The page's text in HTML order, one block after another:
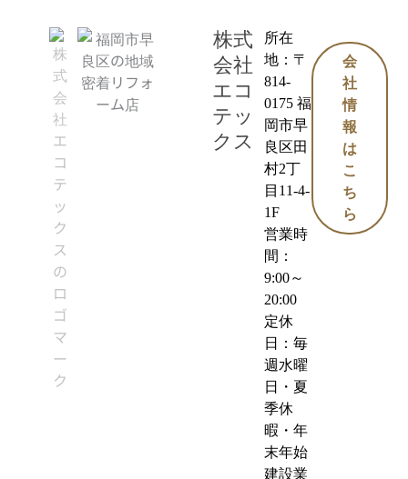
株式
会社
エコ
テッ
クス
所在
地：〒
814-
0175 福
岡市早
良区田
村2丁
目11-4-
1F
営業時
間：
9:00～
20:00
定休
日：毎
週水曜
日・夏
季休
暇・年
末年始
建設業
会
社
情
報
は
こ
ち
ら